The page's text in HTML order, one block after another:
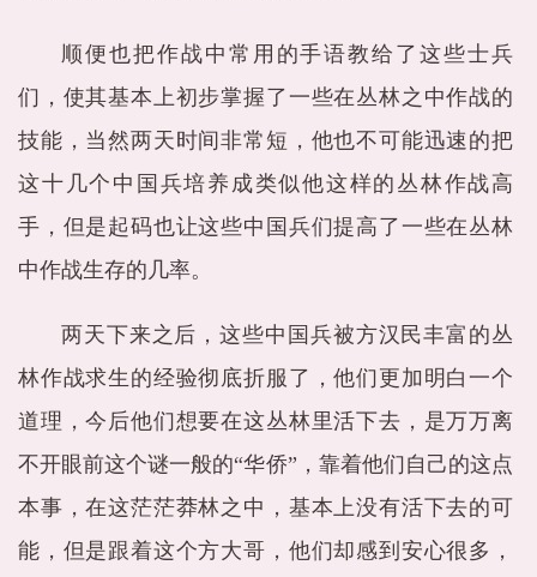
顺便也把作战中常用的手语教给了这些士兵
们，使其基本上初步掌握了一些在丛林之中作战的
技能，当然两天时间非常短，他也不可能迅速的把
这十几个中国兵培养成类似他这样的丛林作战高
手，但是起码也让这些中国兵们提高了一些在丛林
中作战生存的几率。
两天下来之后，这些中国兵被方汉民丰富的丛
林作战求生的经验彻底折服了，他们更加明白一个
道理，今后他们想要在这丛林里活下去，是万万离
不开眼前这个谜一般的“华侨”，靠着他们自己的这点
本事，在这茫茫莽林之中，基本上没有活下去的可
能，但是跟着这个方大哥，他们却感到安心很多，